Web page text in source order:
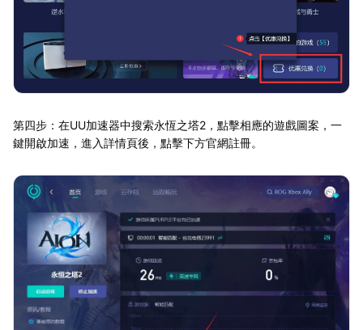
第四步：在UU加速器中搜索永恆之塔2，點擊相應的遊戲圖案，一
鍵開啟加速，進入詳情頁後，點擊下方官網註冊。